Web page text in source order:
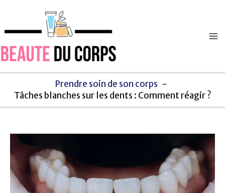
contenu
Prendre soin de son corps
Tâches blanches sur les dents : Comment réagir ?
articles